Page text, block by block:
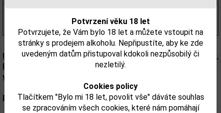
Potvrzení věku 18 let
Potvrzujete, že Vám bylo 18 let a můžete vstoupit na
stránky s prodejem alkoholu. Nepřipustíte, aby ke zde
uvedeným datům přistupoval kdokoli nezpůsobilý či
nezletilý.
Cookies policy
Tlačítkem "Bylo mi 18 let, povolit vše" dáváte souhlas
se zpracováním všech cookies, které nám pomáhají
Upozorňujeme, že tento produkt může obsahovat alergeny.
Přesné složení a alergeny jsou k dispozici na obalu
výrobku. Zkontrolujte prosím před konzumací.
Parametry: